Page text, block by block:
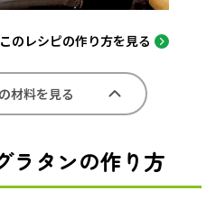
このレシピの作り方を見る
材料を見る
ラタンの作り方